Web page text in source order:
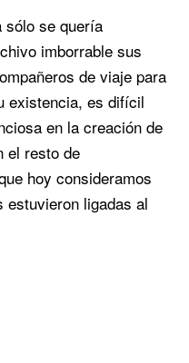
sólo se quería
imborrable sus
de viaje para
existencia, es difícil
en la creación de
el resto de
hoy consideramos
ligadas al